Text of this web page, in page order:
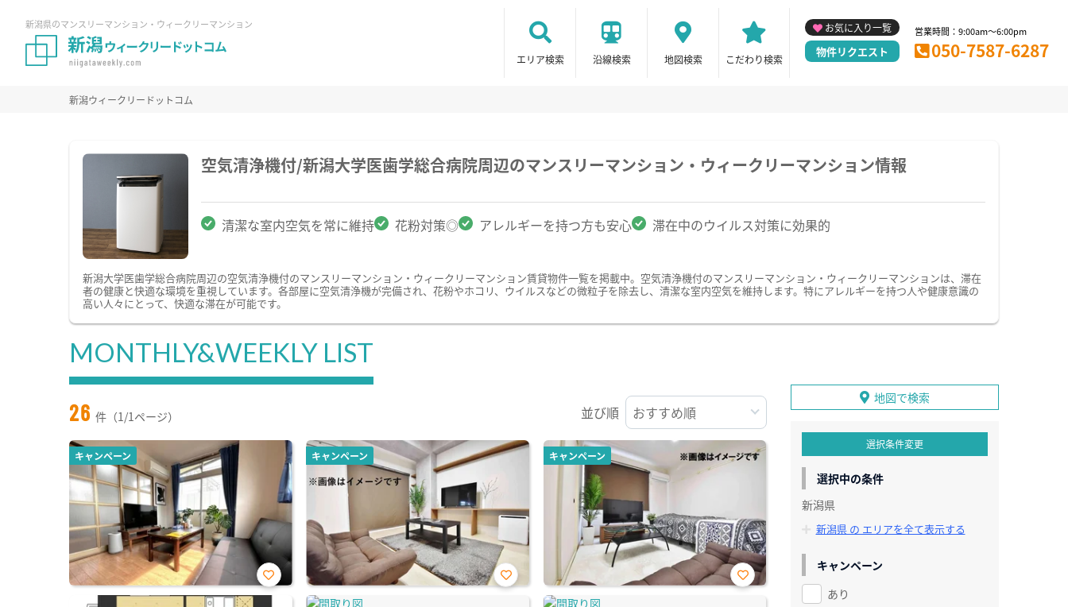
新潟県のマンスリーマンション・ウィークリーマンション
エリア検索 沿線検索 地図検索 こだわり検索
お気に入り一覧
物件リクエスト
営業時間：9:00am～6:00pm
050-7587-6287
新潟ウィークリードットコム
空気清浄機付/新潟大学医歯学総合病院周辺のマンスリーマンション・ウィークリーマンション情報
清潔な室内空気を常に維持 花粉対策◎ アレルギーを持つ方も安心 滞在中のウイルス対策に効果的
新潟大学医歯学総合病院周辺の空気清浄機付のマンスリーマンション・ウィークリーマンション賃貸物件一覧を掲載中。空気清浄機付のマンスリーマンション・ウィークリーマンションは、滞在
者の健康と快適な環境を重視しています。各部屋に空気清浄機が完備され、花粉やホコリ、ウイルスなどの微粒子を除去し、清潔な室内空気を維持します。特にアレルギーを持つ人や健康意識の
高い人々にとって、快適な滞在が可能です。
MONTHLY&WEEKLY LIST
26 件（1/1ページ） 並び順
キャンペーン
お気
キャンペーン
お気
キャンペーン
お気
地図で検索
選択条件変更
選択中の条件
新潟県
新潟県 の エリアを全て表示する
キャンペーン
あり